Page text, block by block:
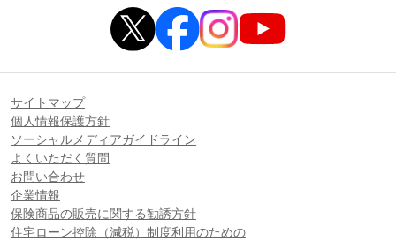
サイトマップ
個人情報保護方針
ソーシャルメディアガイドライン
よくいただく質問
お問い合わせ
企業情報
保険商品の販売に関する勧誘方針
住宅ローン控除（減税）制度利用のための